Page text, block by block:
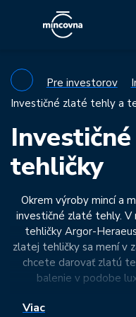
Pre investorov
Investičné zlaté tehly a
tehličky
Okrem výroby mincí a
investičné zlaté tehly. V
tehličky Argor-
zlatej tehličky sa mení v
chcete darovať zlatú
balenie v podobe
Svet zachvátila
Viac